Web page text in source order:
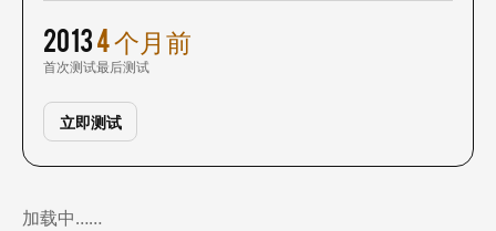
2013
首次测试
4 个月前
最后测试
立即测试
加载中……